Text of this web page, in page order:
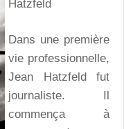
Hatzfeld
Dans une première
vie professionnelle,
Jean Hatzfeld fut
journaliste. Il
commença à